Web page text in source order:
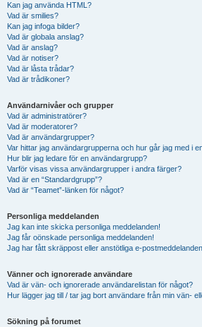
Kan jag använda HTML?
Vad är smilies?
Kan jag infoga bilder?
Vad är globala anslag?
Vad är anslag?
Vad är notiser?
Vad är låsta trådar?
Vad är trådikoner?
Användarnivåer och grupper
Vad är administratörer?
Vad är moderatorer?
Vad är användargrupper?
Var hittar jag användargrupperna och hur går jag med i
Hur blir jag ledare för en användargrupp?
Varför visas vissa användargrupper i andra färger?
Vad är en “Standardgrupp”?
Vad är “Teamet”-länken för något?
Personliga meddelanden
Jag kan inte skicka personliga meddelanden!
Jag får oönskade personliga meddelanden!
Jag har fått skräppost eller anstötliga e-
Vänner och ignorerade användare
Vad är vän- och ignorerade användarelistan för något?
Hur lägger jag till / tar jag bort användare från min vän-
Sökning på forumet